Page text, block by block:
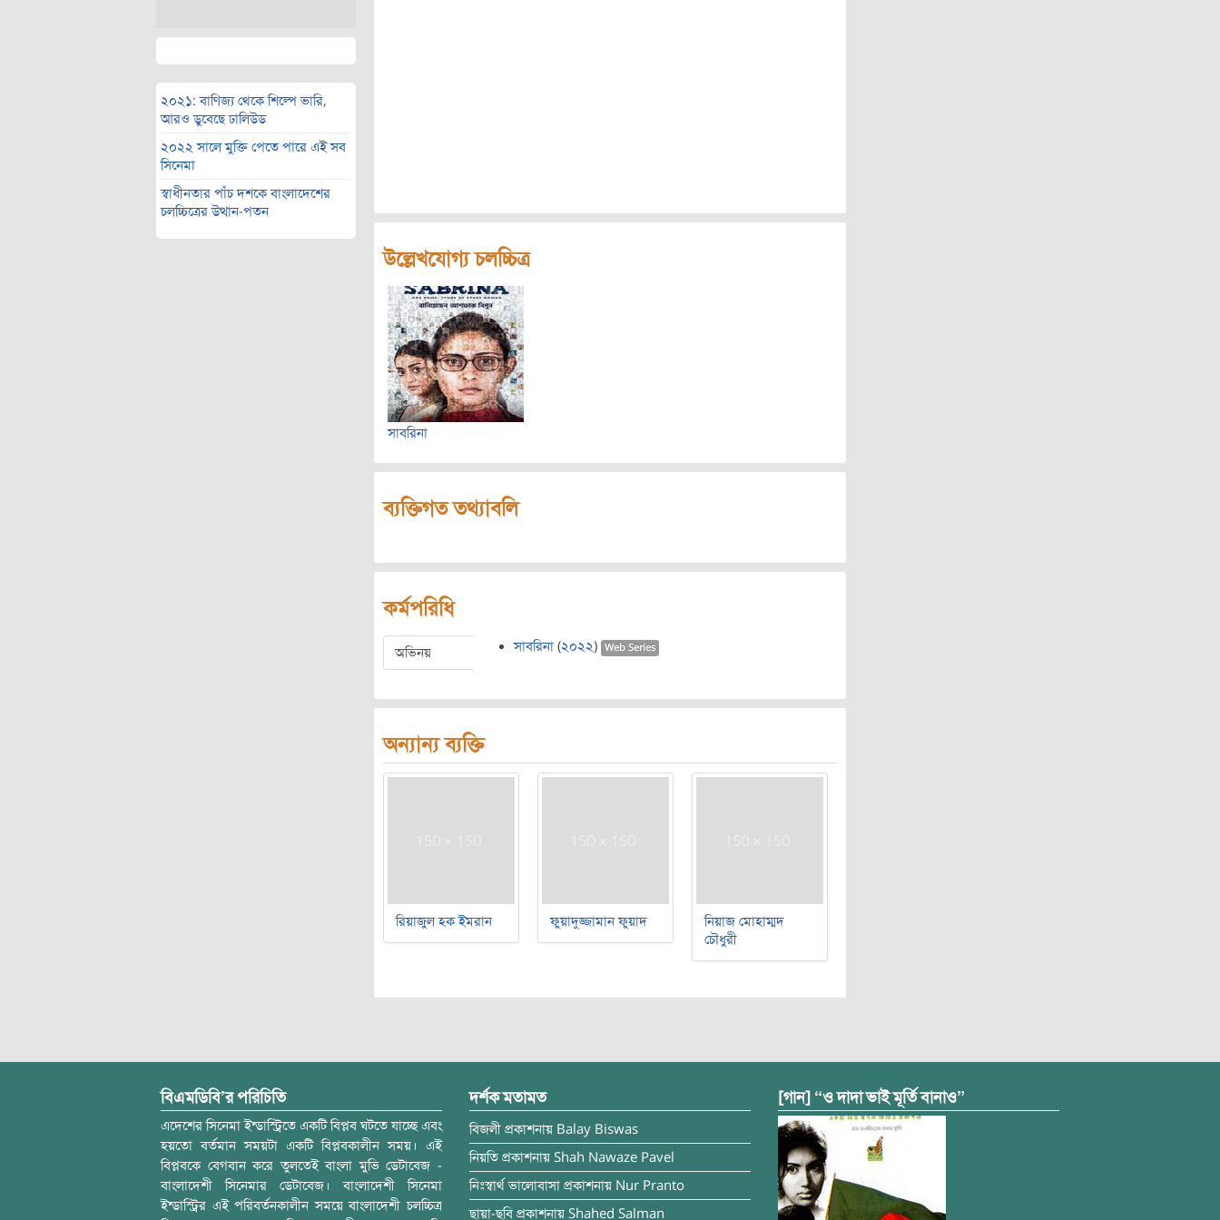
২০২১: বাণিজ্য থেকে শিল্পে ভারি,
আরও ডুবেছে ঢালিউড
২০২২ সালে মুক্তি পেতে পারে এই সব
সিনেমা
স্বাধীনতার পাঁচ দশকে বাংলাদেশের
চলচ্চিত্রের উত্থান-পতন
উল্লেখযোগ্য চলচ্চিত্র
সাবরিনা
ব্যক্তিগত তথ্যাবলি
কর্মপরিধি
অভিনয় সাবরিনা (২০২২) Web Series
অন্যান্য ব্যক্তি
রিয়াজুল হক ইমরান ফুয়াদুজ্জামান ফুয়াদ
নিয়াজ মোহাম্মদ
চৌধুরী
বিএমডিবি’র পরিচিতি
এদেশের সিনেমা ইন্ডাস্ট্রিতে একটি বিপ্লব ঘটতে যাচ্ছে এবং
হয়তো বর্তমান সময়টা একটি বিপ্লবকালীন সময়। এই
বিপ্লবকে বেগবান করে তুলতেই বাংলা মুভি ডেটাবেজ -
বাংলাদেশী সিনেমার ডেটাবেজ। বাংলাদেশী সিনেমা
ইন্ডাস্ট্রির এই পরিবর্তনকালীন সময়ে বাংলাদেশী চলচ্চিত্র
দর্শক মতামত
বিজলী প্রকাশনায় Balay Biswas
নিয়তি প্রকাশনায় Shah Nawaze Pavel
নিঃস্বার্থ ভালোবাসা প্রকাশনায় Nur Pranto
ছায়া-ছবি প্রকাশনায় Shahed Salman
[গান] “ও দাদা ভাই মূর্তি বানাও”